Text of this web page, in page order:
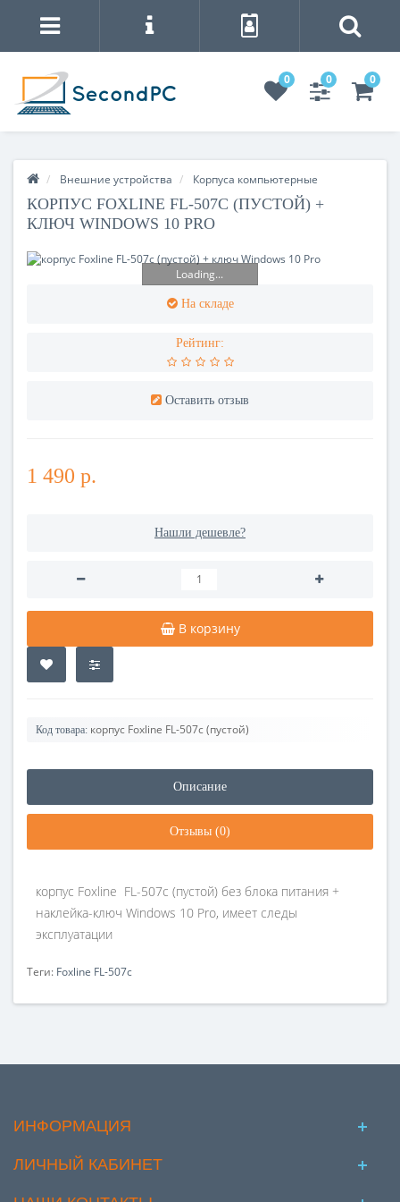
0 0 0
Внешние устройства Корпуса компьютерные
КОРПУС FOXLINE FL-507С (ПУСТОЙ) +
КЛЮЧ WINDOWS 10 PRO
Loading...
На складе
Рейтинг:
Оставить отзыв
1 490 р.
Нашли дешевле?
В корзину
Код товара: корпус Foxline FL-507с (пустой)
Описание
Отзывы (0)
корпус Foxline FL-507с (пустой) без блока питания +
наклейка-ключ Windows 10 Pro, имеет следы
эксплуатации
Теги: Foxline FL-507с
ИНФОРМАЦИЯ
ЛИЧНЫЙ КАБИНЕТ